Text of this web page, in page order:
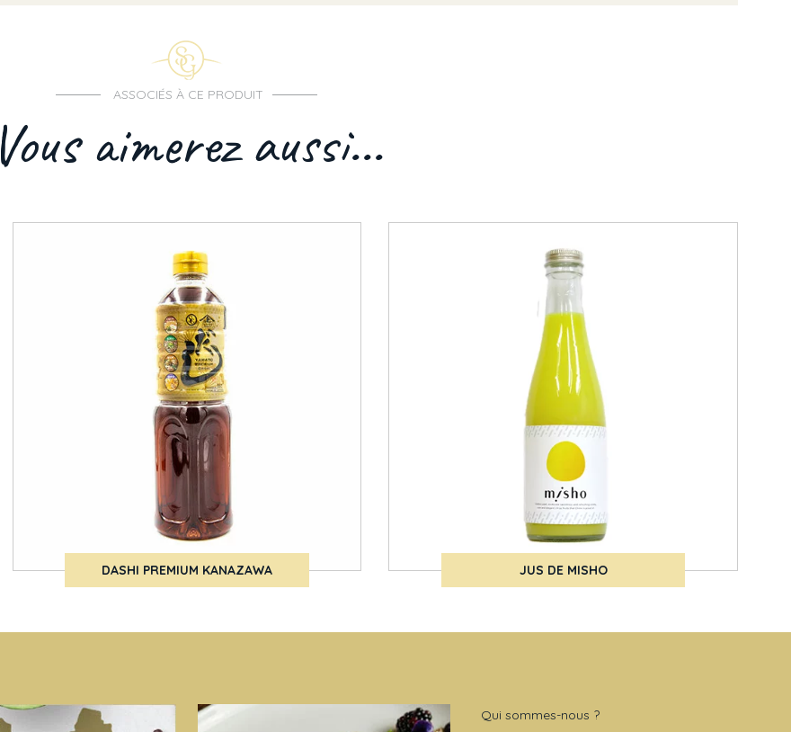
ASSOCIÉS À CE PRODUIT
Vous aimerez aussi...
DASHI PREMIUM KANAZAWA JUS DE MISHO
Qui sommes-nous ?